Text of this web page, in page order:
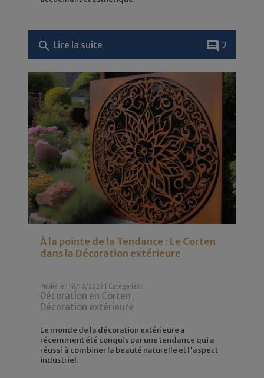
search Lire la suite comment 2
À la pointe de la Tendance : Le Corten
dans la Décoration extérieure
Publié le : 18/10/2023 | Catégories :
Décoration en Corten
Décoration extérieure
Le monde de la décoration extérieure a
récemment été conquis par une tendance qui a
réussi à combiner la beauté naturelle et l'aspect
industriel.